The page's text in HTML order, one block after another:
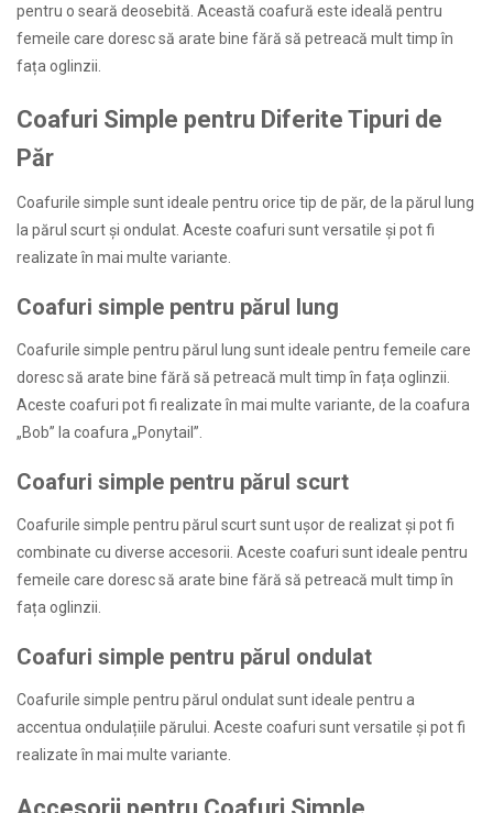
pentru o seară deosebită. Această coafură este ideală pentru
femeile care doresc să arate bine fără să petreacă mult timp în
fața oglinzii.
Coafuri Simple pentru Diferite Tipuri de
Păr
Coafurile simple sunt ideale pentru orice tip de păr, de la părul lung
la părul scurt și ondulat. Aceste coafuri sunt versatile și pot fi
realizate în mai multe variante.
Coafuri simple pentru părul lung
Coafurile simple pentru părul lung sunt ideale pentru femeile care
doresc să arate bine fără să petreacă mult timp în fața oglinzii.
Aceste coafuri pot fi realizate în mai multe variante, de la coafura
„Bob” la coafura „Ponytail”.
Coafuri simple pentru părul scurt
Coafurile simple pentru părul scurt sunt ușor de realizat și pot fi
combinate cu diverse accesorii. Aceste coafuri sunt ideale pentru
femeile care doresc să arate bine fără să petreacă mult timp în
fața oglinzii.
Coafuri simple pentru părul ondulat
Coafurile simple pentru părul ondulat sunt ideale pentru a
accentua ondulațiile părului. Aceste coafuri sunt versatile și pot fi
realizate în mai multe variante.